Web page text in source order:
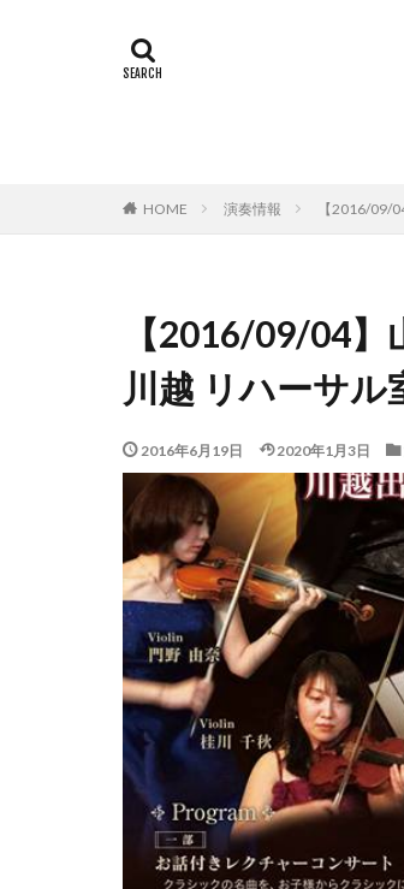
HOME 演奏情報 【2016/09/
【2016/09/04
川越 リハーサル
2016年6月19日 2020年1月3日